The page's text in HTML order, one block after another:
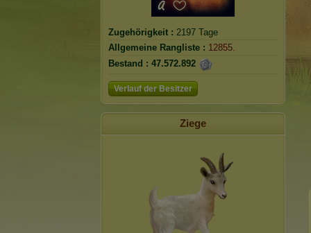
Zugehörigkeit : 2197 Tage
Allgemeine Rangliste : 12855.
Bestand : 47.572.892
Verlauf der Besitzer
Ziege